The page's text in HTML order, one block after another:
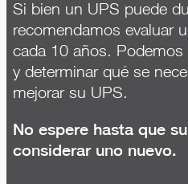
Si bien un UPS puede
recomendamos evaluar
cada 10 años.
y determinar qué se
mejorar su UPS.
No espere hasta que
considerar uno nuevo.